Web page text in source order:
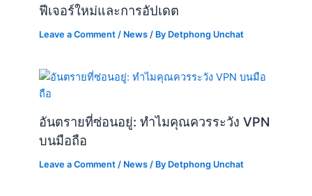
ฟีเจอร์ใหม่และการอัปเดต
Leave a Comment / News / By Detphong Unchat
อันตรายที่ซ่อนอยู่: ทำไมคุณควรระวัง VPN
บนมือถือ
Leave a Comment / News / By Detphong Unchat